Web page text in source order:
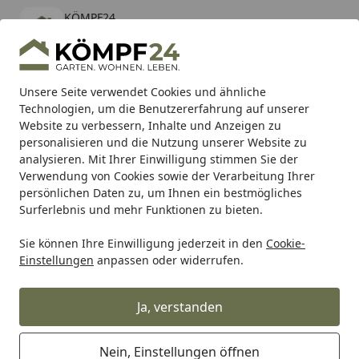
Unsere Seite verwendet Cookies und ähnliche
Technologien, um die Benutzererfahrung auf unserer
Website zu verbessern, Inhalte und Anzeigen zu
personalisieren und die Nutzung unserer Website zu
analysieren. Mit Ihrer Einwilligung stimmen Sie der
Verwendung von Cookies sowie der Verarbeitung Ihrer
persönlichen Daten zu, um Ihnen ein bestmögliches
Surferlebnis und mehr Funktionen zu bieten.
Sie können Ihre Einwilligung jederzeit in den Cookie-
Einstellungen anpassen oder widerrufen.
Ja, verstanden
Nein, Einstellungen öffnen
KÖMPF24
kostenlos - Im App Store
Hotline
Alle Produkte
Mein Konto
Suchen
Karibu Pools inkl. gratis Sandfilteranlage & Pool-
Starterset (Gesamtwert bis 468,99€)
Startseite
Auto & Zweirad Motorradzubehör & Werkzeuge
Supersprox Stahl-Kettenrad 530 36Z